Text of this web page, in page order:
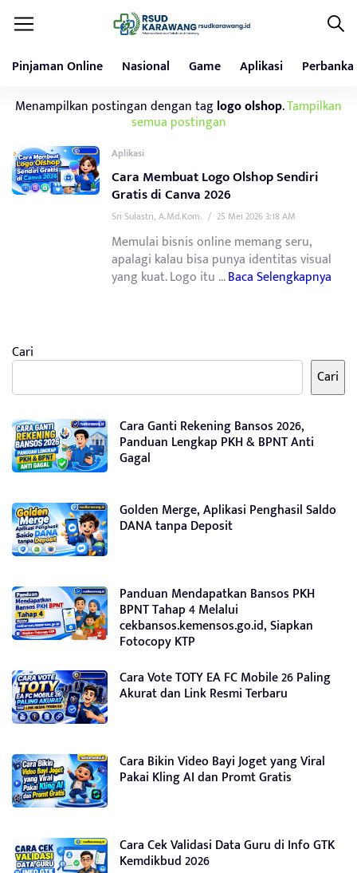
Pinjaman Online Nasional Game Aplikasi
Menampilkan postingan dengan taglogo olshop.Tampilkan
semua postingan
Aplikasi
Cara Membuat Logo Olshop Sendiri
Gratis di Canva 2026
Sri Sulastri, A.Md.Kom. / 25 Mei 2026 3:18 AM
Memulai bisnis online memang seru,
apalagi kalau bisa punya identitas visual
yang kuat. Logo itu ...Baca Selengkapnya
Cari
Cari
Cara Ganti Rekening Bansos 2026,
Panduan Lengkap PKH & BPNT Anti
Gagal
Golden Merge, Aplikasi Penghasil Saldo
DANA tanpa Deposit
Panduan Mendapatkan Bansos PKH
BPNT Tahap 4 Melalui
cekbansos.kemensos.go.id, Siapkan
Fotocopy KTP
Cara Vote TOTY EA FC Mobile 26 Paling
Akurat dan Link Resmi Terbaru
Cara Bikin Video Bayi Joget yang Viral
Pakai Kling AI dan Promt Gratis
Cara Cek Validasi Data Guru di Info GTK
Kemdikbud 2026